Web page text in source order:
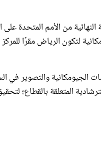
من الأمم المتحدة على
لتكون الرياض مقرًا
الجيومكانية والتصوير في
المتعلقة بالقطاع؛